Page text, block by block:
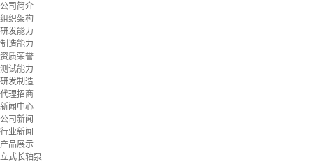
公司简介
组织架构
研发能力
制造能力
资质荣誉
测试能力
研发制造
代理招商
新闻中心
公司新闻
行业新闻
产品展示
立式长轴泵